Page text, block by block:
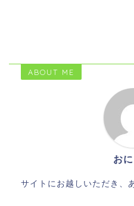
ABOUT ME
お
サイトにお越しいただき、